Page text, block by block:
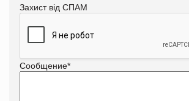
Захист від СПАМ
Сообщение*